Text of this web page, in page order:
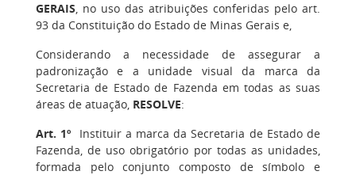
GERAIS, no uso das atribuições conferidas pelo art.
93 da Constituição do Estado de Minas Gerais e,
Considerando a necessidade de assegurar a
padronização e a unidade visual da marca da
Secretaria de Estado de Fazenda em todas as suas
áreas de atuação, RESOLVE:
Art. 1º Instituir a marca da Secretaria de Estado de
Fazenda, de uso obrigatório por todas as unidades,
formada pelo conjunto composto de símbolo e